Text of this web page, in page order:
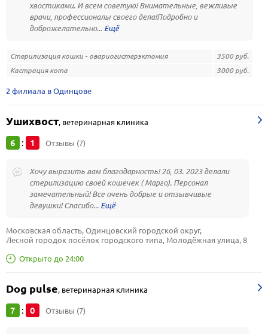
хвостиками. И всем советую! Внимательные, вежливые
врачи, профессионалы своего дела!Подробно и
доброжелательно...
Стерилизация кошки - овариогистерэктомия
3500 руб.
Кастрация кота
3000 руб.
2 филиала в Одинцове
Ушихвост, ветеринарная клиника
6 : 1 Отзывы (7)
Хочу выразить вам благодарность! 26, 03. 2023 делали
стерилизацию своей кошечек ( Марго). Персонал
замечательный! Все очень добрые и отзывчивые
девушки! Спасибо...
Открыто до 24:00
Московская область, Одинцовский городской округ,
Лесной городок посёлок городского типа, Молодёжная улица, 8
Dog pulse, ветеринарная клиника
7 : 0 Отзывы (7)